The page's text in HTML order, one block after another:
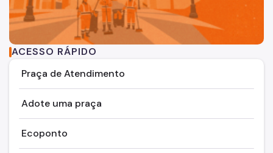
ACESSO RÁPIDO
Praça de Atendimento
Adote uma praça
Ecoponto